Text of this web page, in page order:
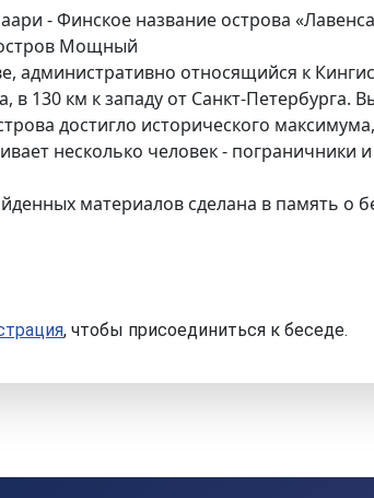
- Финское название острова
Мощный
административно относящийся к
в 130 км к западу от Санкт-Петербурга.
достигло исторического
несколько человек -
материалов сделана в память
, чтобы присоединиться к беседе.